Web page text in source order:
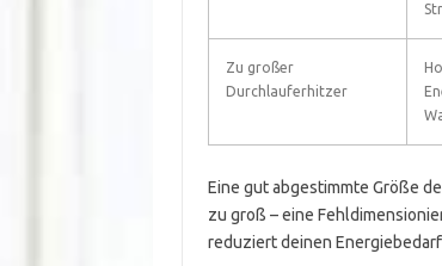
Zu großer
Durchlauferhitzer
Eine gut abgestimmte Größe
zu groß – eine
reduziert deinen